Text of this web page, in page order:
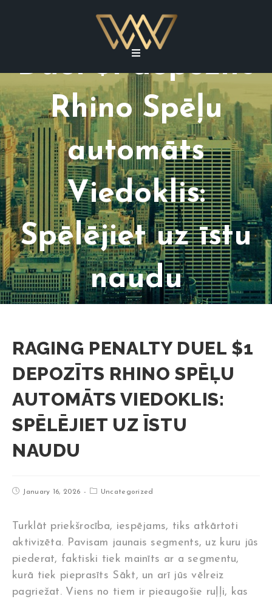
Raging Penalty
Duel $1 depozīts
Rhino Spēļu
automāts
Viedoklis:
Spēlējiet uz īstu
naudu
RAGING PENALTY DUEL $1
DEPOZĪTS RHINO SPĒĻU
AUTOMĀTS VIEDOKLIS:
SPĒLĒJIET UZ ĪSTU
NAUDU
January 16, 2026 Uncategorized
Turklāt priekšrocība, iespējams, tiks atkārtoti
aktivizēta. Pavisam jaunais segments, uz kuru jūs
piederat, faktiski tiek mainīts ar a segmentu,
kurā tiek pieprasīts Sākt, un arī jūs vēlreiz
pagriežat. Viens no tiem ir pieaugošie ruļļi, kas